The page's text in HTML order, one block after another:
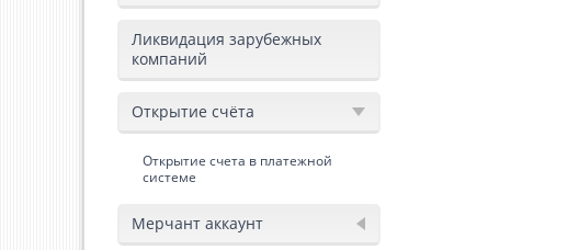
Ликвидация зарубежных
компаний
Открытие счёта
Открытие счета в платежной
системе
Мерчант аккаунт